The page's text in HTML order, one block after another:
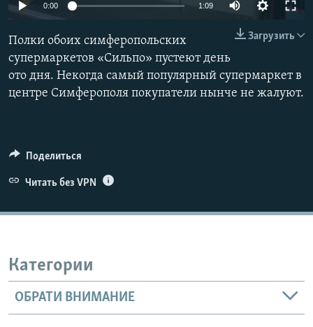
ПОБЕДИТЕЛЕЙ НЕ СУДЯТ?
КРЫМ.НЕПОКОРЕННЫЙ
ELIFBE
УКРАИНСКАЯ ПРОБЛЕМА КРЫМА
ПРИСОЕДИНЯЙТЕСЬ!
0:00 1:09
Загрузить
Полки обоих симферопольских
супермаркетов «Сильпо» пустеют день
ото дня. Некогда самый популярный супермаркет в
центре Симферополя покупатели нынче не жалуют.
Поделиться
Читать без VPN
Категории
ОБРАТИ ВНИМАНИЕ